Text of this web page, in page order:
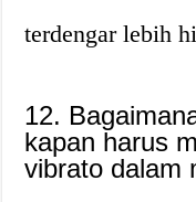
terdengar lebih
12.
kapan harus
vibrato dalam